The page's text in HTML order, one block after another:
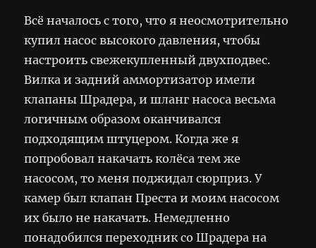
Всё началось с того, что я неосмотрительно
купил насос высокого давления, чтобы
настроить свежекупленный двухподвес.
Вилка и задний аммортизатор имели
клапаны Шрадера, и шланг насоса весьма
логичным образом оканчивался
подходящим штуцером. Когда же я
попробовал накачать колёса тем же
насосом, то меня поджидал сюрприз. У
камер был клапан Преста и моим насосом
их было не накачать. Немедленно
понадобился переходник со Шрадера на